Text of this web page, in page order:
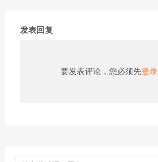
发表回复
要发表评论，您必须先登录